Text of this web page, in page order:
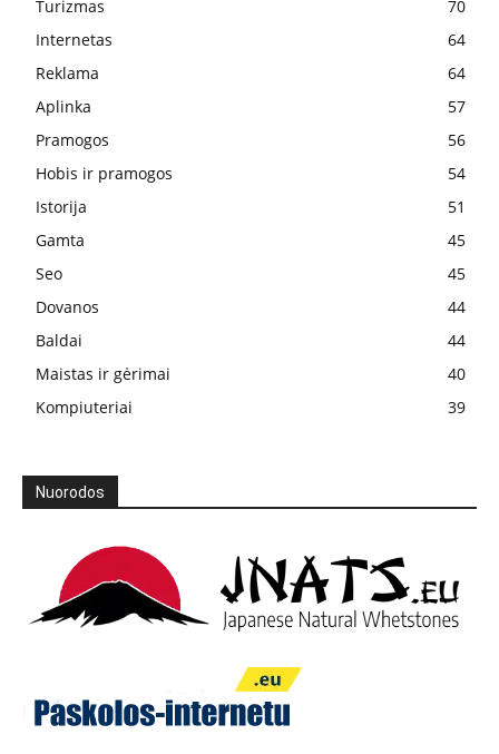
Turizmas
70
Internetas
64
Reklama
64
Aplinka
57
Pramogos
56
Hobis ir pramogos
54
Istorija
51
Gamta
45
Seo
45
Dovanos
44
Baldai
44
Maistas ir gėrimai
40
Kompiuteriai
39
Nuorodos